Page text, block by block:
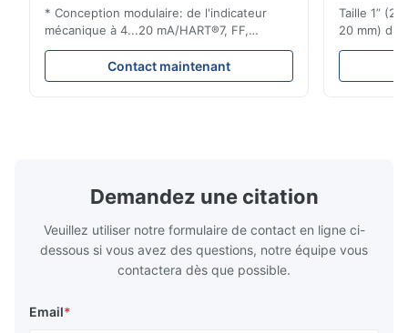
* Conception modulaire: de l'indicateur
mécanique à 4...20 mA/HART®7, FF,
Profibus-PA et totalizateur * N'importe
quelle position d'installation: verticale,
horizontale ou dans les tuyaux
Contact maintenant
Taille 1”
20 mm)
brides :
Demandez une citation
Veuillez utiliser notre formulaire de contact en ligne ci-
dessous si vous avez des questions, notre équipe vous
contactera dès que possible.
Email*